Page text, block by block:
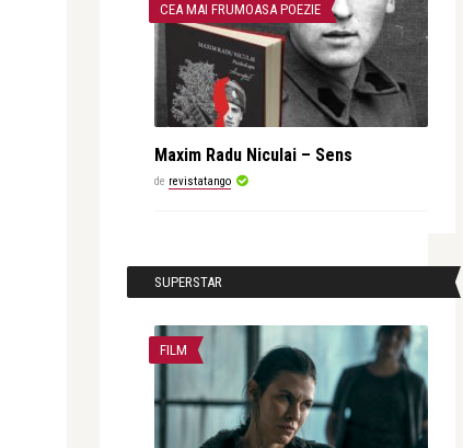
CEA MAI FRUMOASA POEZIE
Maxim Radu Niculai – Sens
de revistatango
SUPERSTAR
FILM